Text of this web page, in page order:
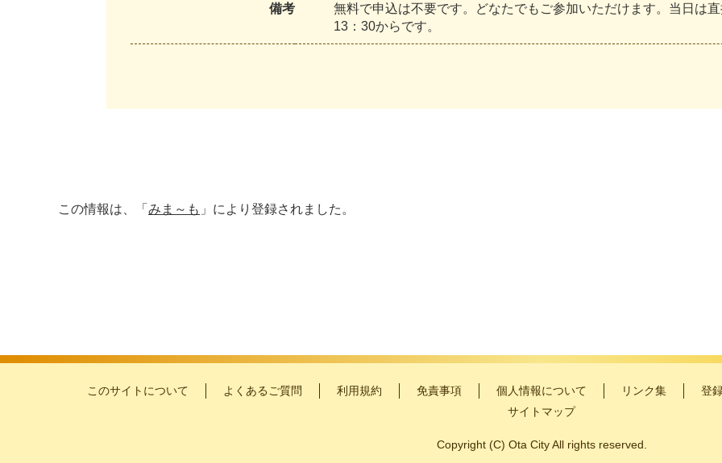
備考
無料で申込は不要です。どなたでもご参加いただけます。当日は
13：30からです。
この情報は、「 みま～も 」により登録されました。
このサイトについて よくあるご質問 利用規約 免責事項 個人情報について リンク集
登
サイトマップ
Copyright (C) Ota City All rights reserved.